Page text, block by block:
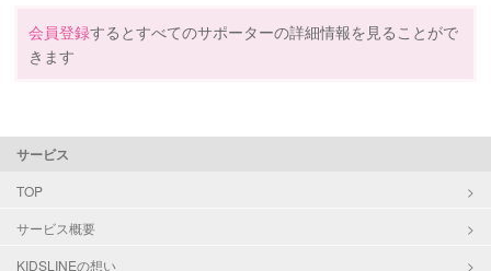
会員登録するとすべてのサポーターの詳細情報を見ることがで
きます
サービス
TOP
サービス概要
KIDSLINEの想い